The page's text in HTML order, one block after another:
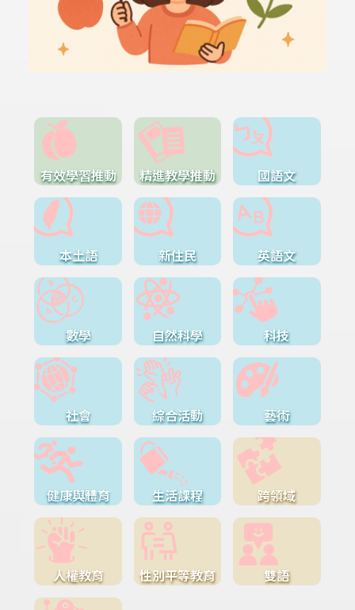
有效學習推動 精進教學推動 國語文
本土語 新住民 英語文
數學 自然科學 科技
社會 綜合活動 藝術
健康與體育 生活課程 跨領域
人權教育 性別平等教育 雙語